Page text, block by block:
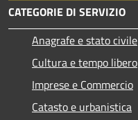
CATEGORIE DI SERVIZIO
Anagrafe e stato civile
Cultura e tempo libero
Imprese e Commercio
Catasto e urbanistica